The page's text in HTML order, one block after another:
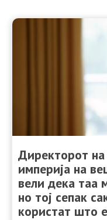
Директорот на
империја на
вели дека таа
но тој сепак
користат што